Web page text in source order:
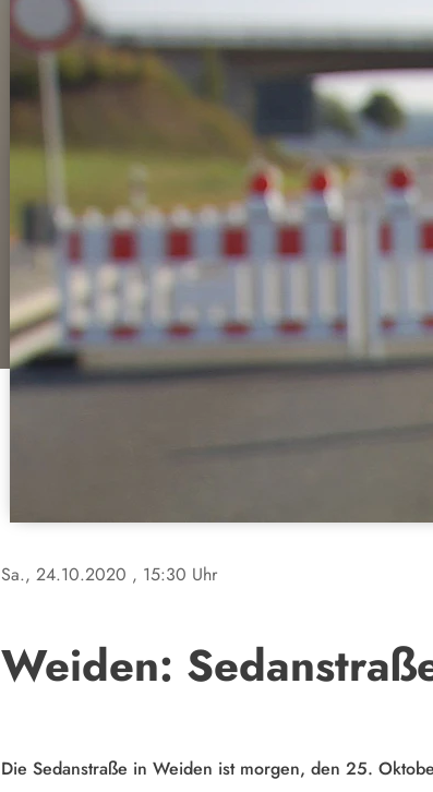
Sa., 24.10.2020 , 15:30 Uhr
Weiden:
Die Sedanstraße in Weiden ist morgen, den 25.